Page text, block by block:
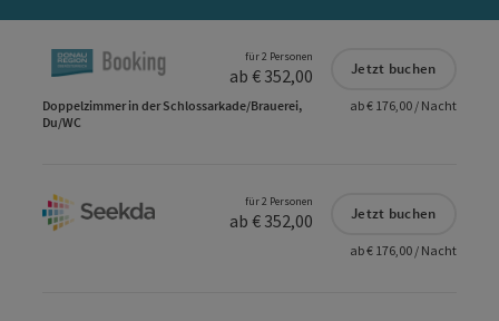
für 2 Personen
ab € 352,00 Jetzt buchen
Doppelzimmer in der Schlossarkade/Brauerei,
Du/WC
ab € 176,00 / Nacht
für 2 Personen
ab € 352,00 Jetzt buchen
ab € 176,00 / Nacht